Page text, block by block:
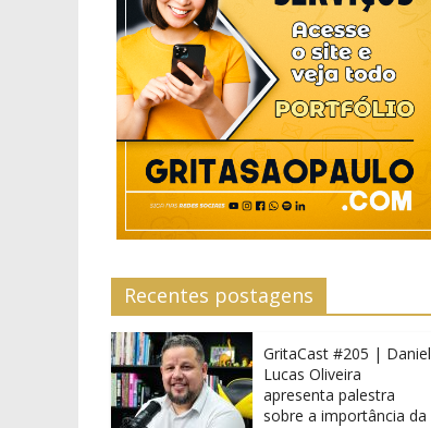
Recentes postagens
GritaCast #205 | Daniel
Lucas Oliveira
apresenta palestra
sobre a importância da